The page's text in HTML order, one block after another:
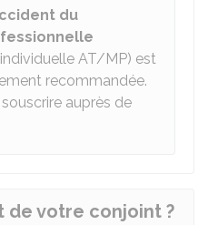
du
AT/MP) est
recommandée.
auprès de
de votre conjoint ?